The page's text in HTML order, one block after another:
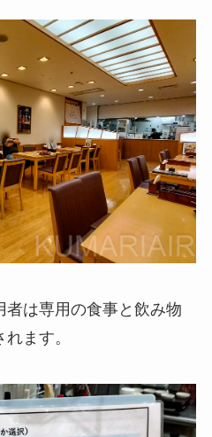
者は専用の食事と飲み物
ます。